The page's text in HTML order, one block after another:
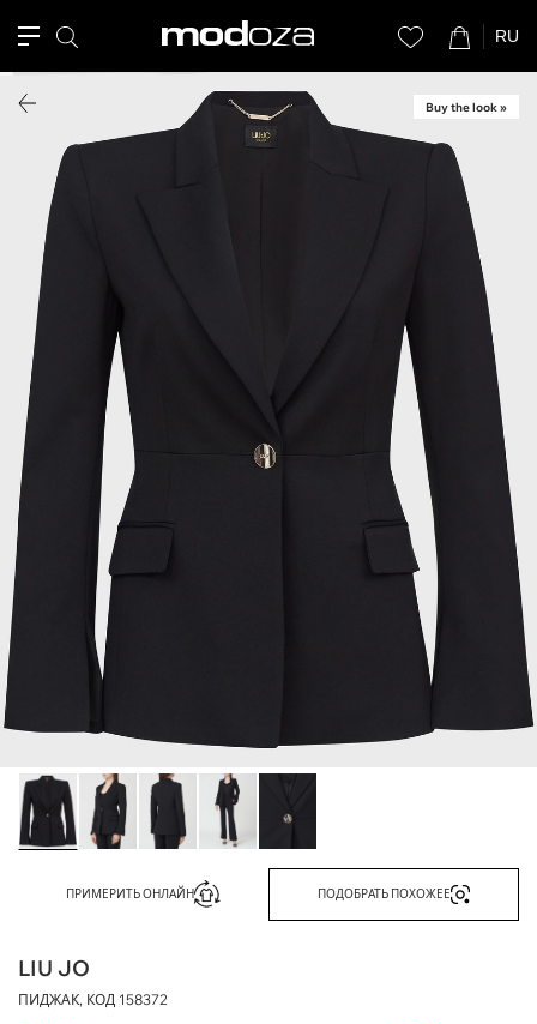
RU
Buy the look »
ПРИМЕРИТЬ ОНЛАЙН ПОДОБРАТЬ ПОХОЖЕЕ
LIU JO
ПИДЖАК, КОД 158372